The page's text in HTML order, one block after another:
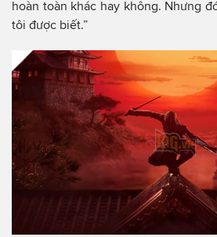
hoàn toàn khác hay không. Nhưng
tôi được biết.”